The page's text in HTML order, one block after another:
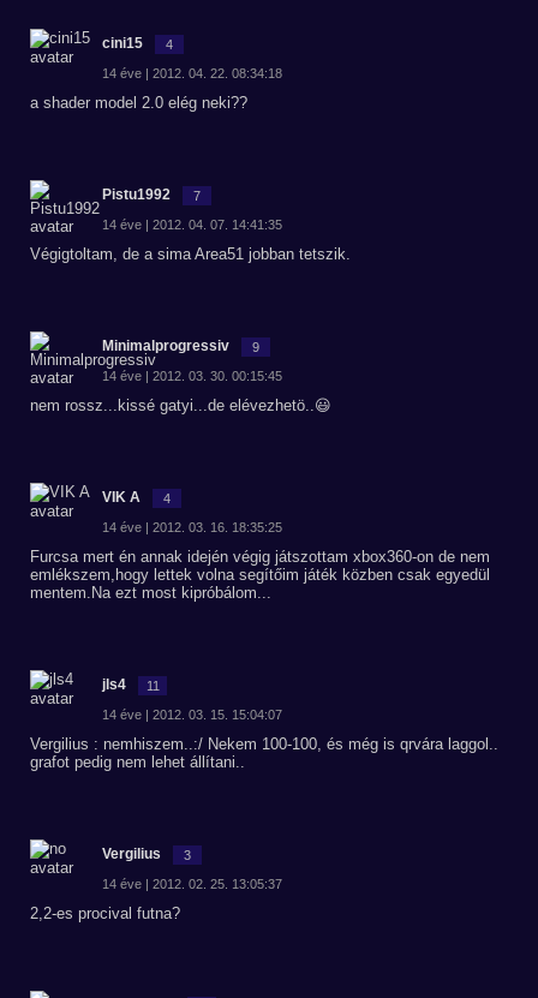
cini15 4
14 éve | 2012. 04. 22. 08:34:18
a shader model 2.0 elég neki??
Pistu1992 7
14 éve | 2012. 04. 07. 14:41:35
Végigtoltam, de a sima Area51 jobban tetszik.
Minimalprogressiv 9
14 éve | 2012. 03. 30. 00:15:45
nem rossz...kissé gatyi...de elévezhetö..😃
VIK A 4
14 éve | 2012. 03. 16. 18:35:25
Furcsa mert én annak idején végig játszottam xbox360-on de nem
emlékszem,hogy lettek volna segítőim játék közben csak egyedül
mentem.Na ezt most kipróbálom...
jls4 11
14 éve | 2012. 03. 15. 15:04:07
Vergilius : nemhiszem..:/ Nekem 100-100, és még is qrvára laggol..
grafot pedig nem lehet állítani..
Vergilius 3
14 éve | 2012. 02. 25. 13:05:37
2,2-es procival futna?